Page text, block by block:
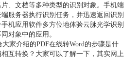
、文档等多种类型的识别对象。手机端
服务器执行识别任务，并迅速返回识别
机应用软件多方位地体验云脉光学识别
对象中的应用。
介绍的PDF在线转Word的步骤是什
互转换？大家可以了解一下，其实网上